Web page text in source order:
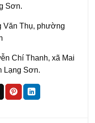
Sơn.
Văn Thụ, phường
Chí Thanh, xã Mai
Lạng Sơn.